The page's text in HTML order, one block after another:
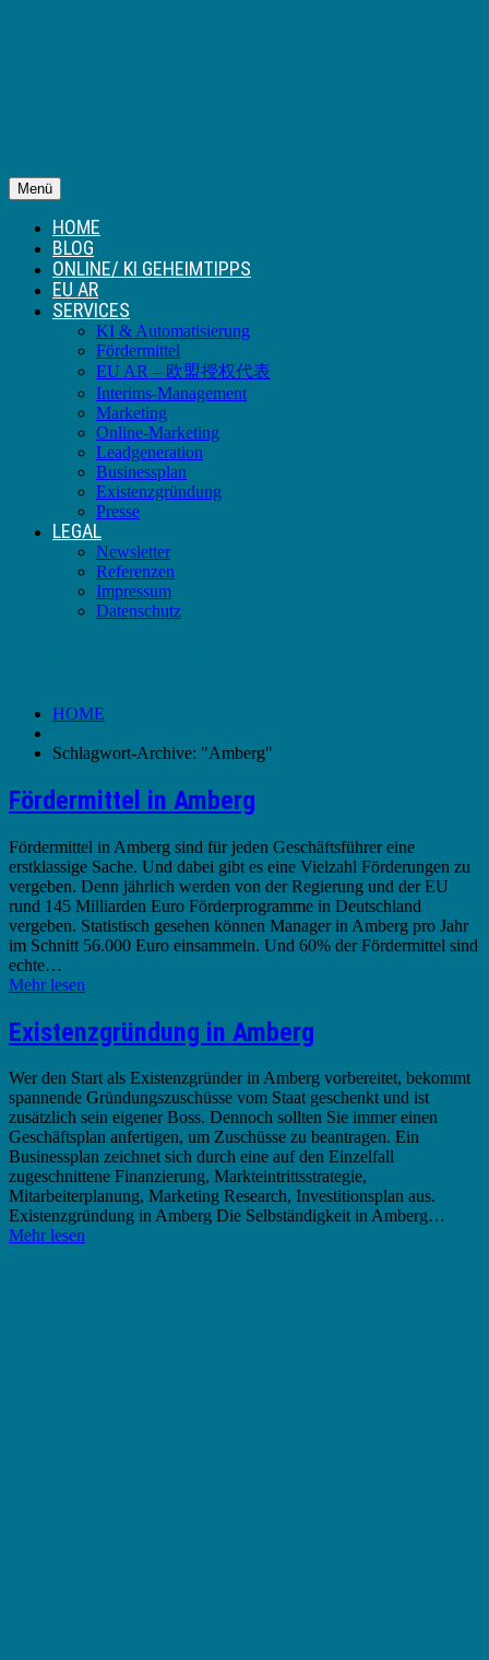
Menü
HOME
BLOG
ONLINE/ KI GEHEIMTIPPS
EU AR
SERVICES
KI & Automatisierung
Fördermittel
EU AR – 欧盟授权代表
Interims-Management
Marketing
Online-Marketing
Leadgeneration
Businessplan
Existenzgründung
Presse
LEGAL
Newsletter
Referenzen
Impressum
Datenschutz
HOME
Schlagwort-Archive: "Amberg"
Fördermittel in Amberg
Fördermittel in Amberg sind für jeden Geschäftsführer eine
erstklassige Sache. Und dabei gibt es eine Vielzahl Förderungen zu
vergeben. Denn jährlich werden von der Regierung und der EU
rund 145 Milliarden Euro Förderprogramme in Deutschland
vergeben. Statistisch gesehen können Manager in Amberg pro Jahr
im Schnitt 56.000 Euro einsammeln. Und 60% der Fördermittel sind
echte…
Mehr lesen
Existenzgründung in Amberg
Wer den Start als Existenzgründer in Amberg vorbereitet, bekommt
spannende Gründungszuschüsse vom Staat geschenkt und ist
zusätzlich sein eigener Boss. Dennoch sollten Sie immer einen
Geschäftsplan anfertigen, um Zuschüsse zu beantragen. Ein
Businessplan zeichnet sich durch eine auf den Einzelfall
zugeschnittene Finanzierung, Markteintrittsstrategie,
Mitarbeiterplanung, Marketing Research, Investitionsplan aus.
Existenzgründung in Amberg Die Selbständigkeit in Amberg…
Mehr lesen